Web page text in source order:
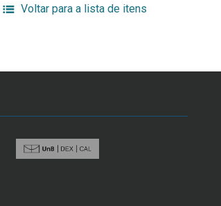
Voltar para a lista de itens